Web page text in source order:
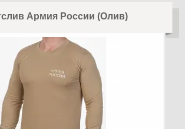
Армия России (Олив)